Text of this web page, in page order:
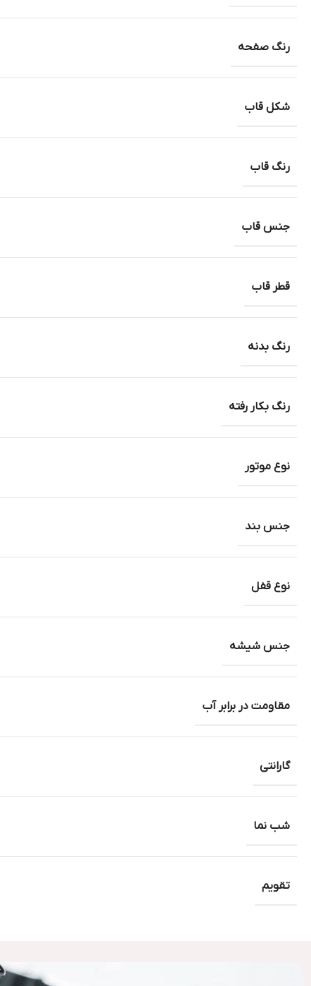
رنگ صفحه
شکل قاب
رنگ قاب
جنس قاب
قطر قاب
رنگ بدنه
رنگ بکار رفته
نوع موتور
جنس بند
نوع قفل
جنس شیشه
مقاومت در برابر آب
گارانتی
شب نما
تقویم